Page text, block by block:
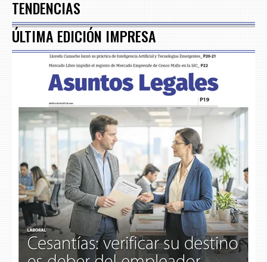
TENDENCIAS
ÚLTIMA EDICIÓN IMPRESA